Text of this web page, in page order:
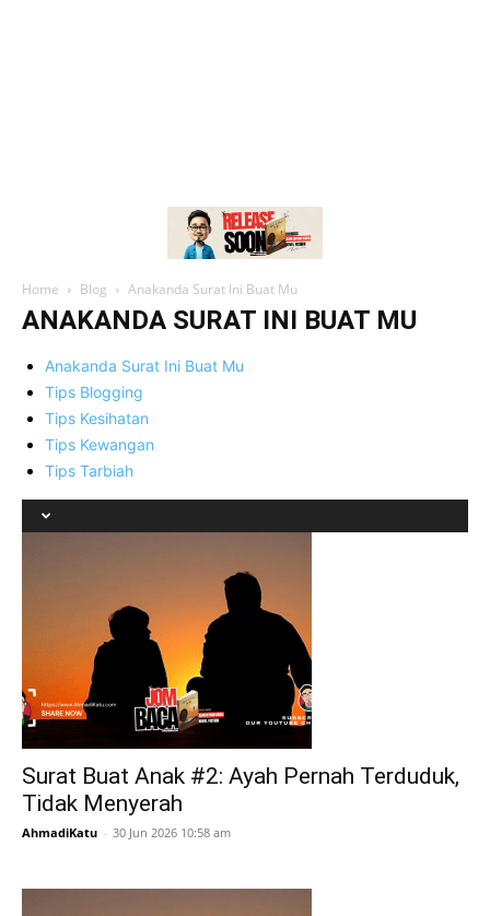
Home Blog Anakanda Surat Ini Buat Mu
ANAKANDA SURAT INI BUAT MU
Anakanda Surat Ini Buat Mu
Tips Blogging
Tips Kesihatan
Tips Kewangan
Tips Tarbiah
Surat Buat Anak #2: Ayah Pernah Terduduk,
Tidak Menyerah
AhmadiKatu - 30 Jun 2026 10:58 am